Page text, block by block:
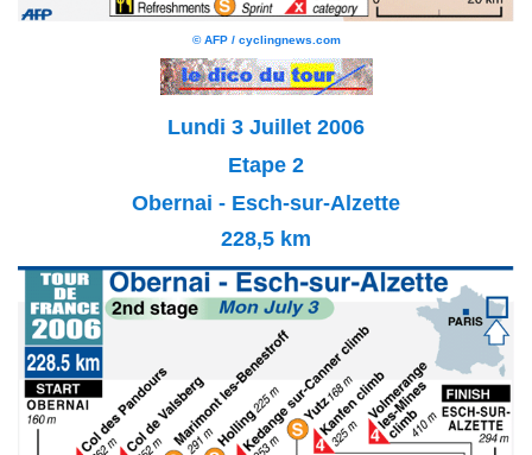
© AFP / cyclingnews.com
Lundi 3 Juillet 2006
Etape 2
Obernai - Esch-sur-Alzette
228,5 km